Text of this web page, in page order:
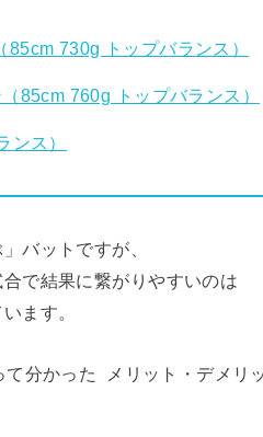
730g トップバランス）
85cm 760g トップバランス）
ンス）
バットですが、
で結果に繋がりやすいのは
ます。
分かった メリット・デメリ